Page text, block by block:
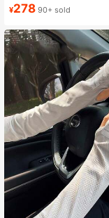
¥278 90+ sold